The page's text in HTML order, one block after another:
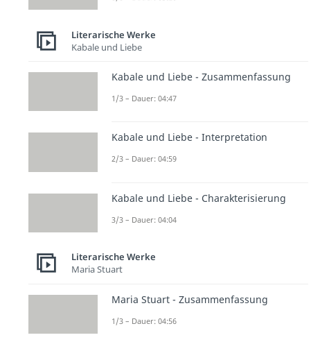
Literarische Werke
Kabale und Liebe
Kabale und Liebe - Zusammenfassung
1/3 – Dauer: 04:47
Kabale und Liebe - Interpretation
2/3 – Dauer: 04:59
Kabale und Liebe - Charakterisierung
3/3 – Dauer: 04:04
Literarische Werke
Maria Stuart
Maria Stuart - Zusammenfassung
1/3 – Dauer: 04:56